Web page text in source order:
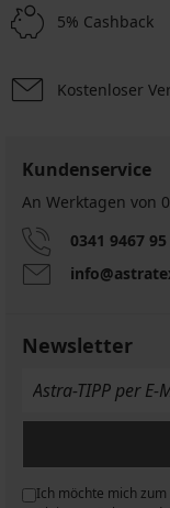
Melani
Ärmel
5% Cashback
Kostenloser
Kundenservice
An Werktagen von
0341 9467 95
Newsletter
Ich möchte mich